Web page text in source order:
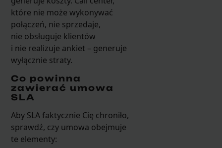
które nie może wykonywać
połączeń, nie sprzedaje,
nie obsługuje klientów
i nie realizuje ankiet – generuje
wyłącznie straty.
Co powinna
zawierać umowa
SLA
Aby SLA faktycznie Cię chroniło,
sprawdź, czy umowa obejmuje
te elementy: